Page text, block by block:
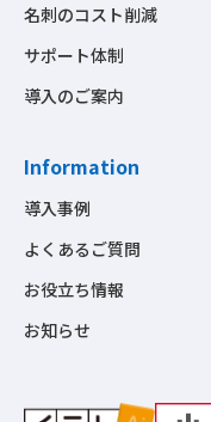
名刺のコスト削減
サポート体制
導入のご案内
Information
導入事例
よくあるご質問
お役立ち情報
お知らせ